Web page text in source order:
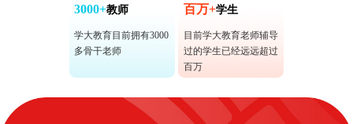
3000+教师
学大教育目前拥有3000
多骨干老师
百万+学生
目前学大教育老师辅导
过的学生已经远远超过
百万